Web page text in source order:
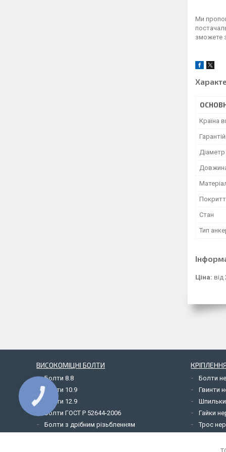
Ми
зможете
Країна
Стан
Тип
Ціна: від
ВИСОКОМІЦНІ БОЛТИ
Болти 8.8
Болти 10.9
Болти 12.9
Болти ГОСТ Р 52644-2006
Болти з дрібним різьбленням
Болти
Гвинти
Гайки
Трос